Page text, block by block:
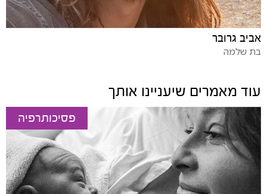
אביב גרובר
בת שלמה
עוד מאמרים שיעניינו אותך
פסיכותרפיה